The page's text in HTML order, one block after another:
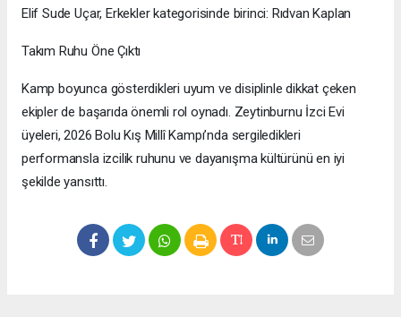
Elif Sude Uçar, Erkekler kategorisinde birinci: Rıdvan Kaplan
Takım Ruhu Öne Çıktı
Kamp boyunca gösterdikleri uyum ve disiplinle dikkat çeken
ekipler de başarıda önemli rol oynadı. Zeytinburnu İzci Evi
üyeleri, 2026 Bolu Kış Millî Kampı’nda sergiledikleri
performansla izcilik ruhunu ve dayanışma kültürünü en iyi
şekilde yansıttı.